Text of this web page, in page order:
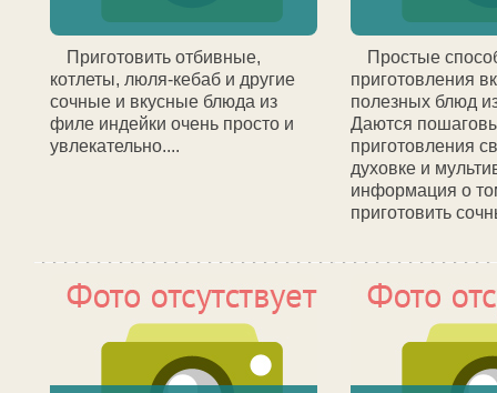
Приготовить отбивные,
котлеты, люля-кебаб и другие
сочные и вкусные блюда из
филе индейки очень просто и
увлекательно....
Простые
приготовления
полезных блюд
Даются
приготовления
духовке и
информация о
приготовить